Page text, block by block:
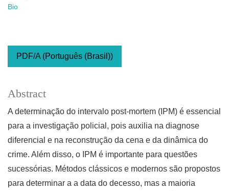
Bio
PDF/A (Português (Brasil))
Abstract
A determinação do intervalo post-mortem (IPM) é essencial
para a investigação policial, pois auxilia na diagnose
diferencial e na reconstrução da cena e da dinâmica do
crime. Além disso, o IPM é importante para questões
sucessórias. Métodos clássicos e modernos são propostos
para determinar a a data do decesso, mas a maioria